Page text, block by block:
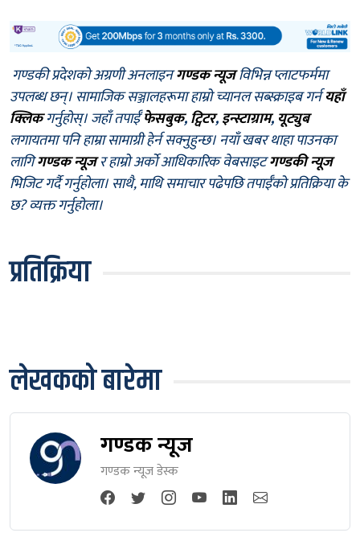
गण्डकी प्रदेशको अग्रणी अनलाइनगण्डक न्यूजविभिन्न प्लाटफर्ममा
उपलब्ध छन्। सामाजिक सञ्जालहरूमा हाम्रो च्यानल सब्स्क्राइब गर्नयहाँ
क्लिकगर्नुहोस्। जहाँ तपाईँफेसबुक,ट्विटर,इन्स्टाग्राम, यूट्युब
लगायतमा पनि हाम्रा सामाग्री हेर्न सक्नुहुन्छ। नयाँ खबर थाहा पाउनका
लागिगण्डक न्यूजर हाम्रो अर्को आधिकारिक वेबसाइटगण्डकी न्यूज
भिजिट गर्दै गर्नुहोला। साथै, माथि समाचार पढेपछि तपाईँको प्रतिक्रिया के
छ? व्यक्त गर्नुहोला।
प्रतिक्रिया
लेखकको बारेमा
गण्डक न्यूज
गण्डक न्यूज डेस्क